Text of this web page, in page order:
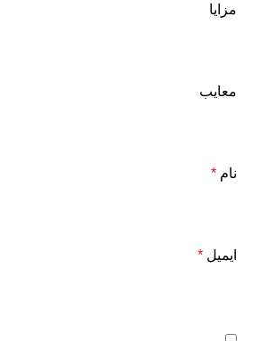
مزایا
معایب
نام *
ایمیل *